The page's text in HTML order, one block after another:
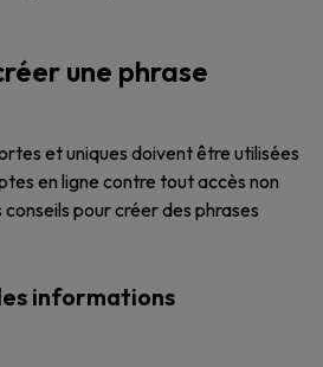
une phrase
et uniques doivent être utilisées
en ligne contre tout accès non
pour créer des phrases
informations